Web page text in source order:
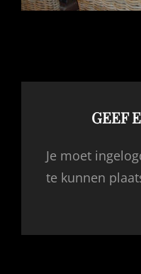
GEEF
Je moet
te kunnen